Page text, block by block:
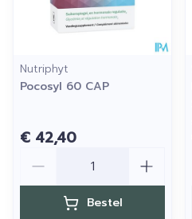
Nutriphyt
Pocosyl 60 CAP
€ 42,40
Bestel